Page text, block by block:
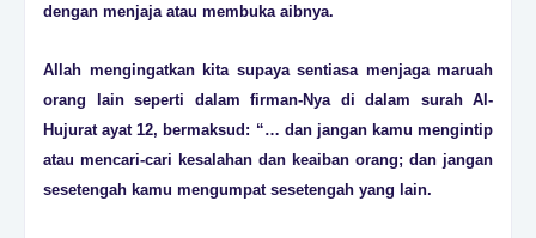
dengan menjaja atau membuka aibnya.
Allah mengingatkan kita supaya sentiasa menjaga maruah
orang lain seperti dalam firman-Nya di dalam surah Al-
Hujurat ayat 12, bermaksud: “… dan jangan kamu mengintip
atau mencari-cari kesalahan dan keaiban orang; dan jangan
sesetengah kamu mengumpat sesetengah yang lain.